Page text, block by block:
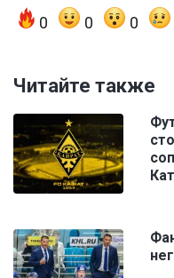
0 0 0
Читайте также